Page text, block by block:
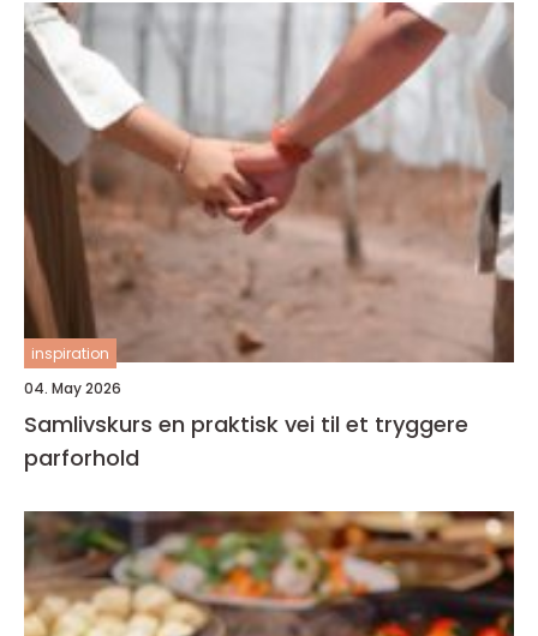
inspiration
04. May 2026
Samlivskurs en praktisk vei til et tryggere
parforhold